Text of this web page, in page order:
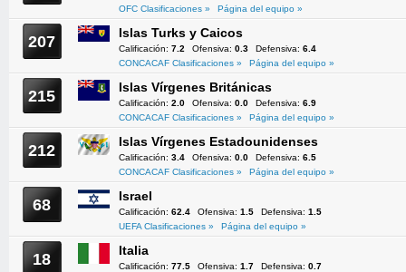
OFC Clasificaciones »
Página del equipo »
207 Islas Turks y Caicos
Calificación: 7.2 Ofensiva: 0.3 Defensiva: 6.4
CONCACAF Clasificaciones »
Página del equipo »
215 Islas Vírgenes Británicas
Calificación: 2.0 Ofensiva: 0.0 Defensiva: 6.9
CONCACAF Clasificaciones »
Página del equipo »
212 Islas Vírgenes Estadounidenses
Calificación: 3.4 Ofensiva: 0.0 Defensiva: 6.5
CONCACAF Clasificaciones »
Página del equipo »
68 Israel
Calificación: 62.4 Ofensiva: 1.5 Defensiva: 1.5
UEFA Clasificaciones »
Página del equipo »
18 Italia
Calificación: 77.5 Ofensiva: 1.7 Defensiva: 0.7